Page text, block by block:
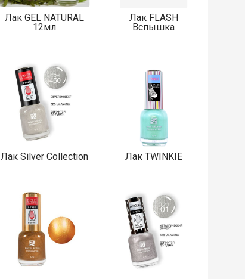
Лак GEL NATURAL
12мл
Лак FLASH
Вспышка
Лак Silver Collection Лак TWINKIE